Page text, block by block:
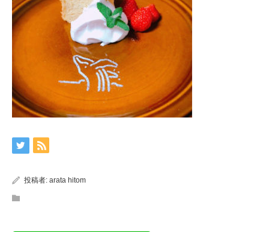
投稿者: arata hitom